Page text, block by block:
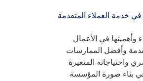
في خدمة العملاء المتقدمة
وأهميتها في الأعمال
وأفضل الممارسات
واحتياجاته المتغيرة
بناء صورة المؤسسة